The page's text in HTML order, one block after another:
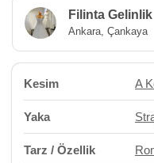
Filinta Gelinlik
Ankara, Çankaya
Kesim A
Yaka
Tarz / Özellik